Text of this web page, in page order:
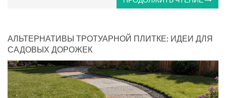
АЛЬТЕРНАТИВЫ ТРОТУАРНОЙ ПЛИТКЕ: ИДЕИ ДЛЯ
САДОВЫХ ДОРОЖЕК